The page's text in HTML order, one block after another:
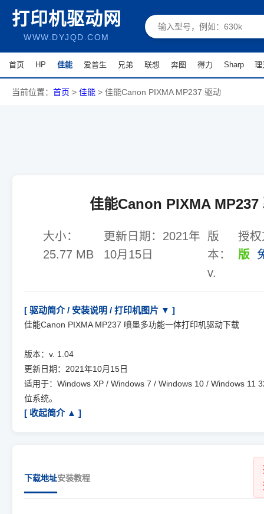
打印机驱动网
WWW.DYJQD.COM
首页 HP 佳能 爱普生 兄弟 联想 奔图 得力 Sharp 理
当前位置： 首页 > 佳能 > 佳能Canon PIXMA MP237 驱动
佳能Canon PIXMA MP237
大小：
25.77 MB
更新日期： 2021年
10月15日
版
本：
v.
授
版
[ 驱动简介 / 安装说明 / 打印机图片 ▼ ]
佳能Canon PIXMA MP237 喷墨多功能一体打印机驱动下载
版本：v. 1.04
更新日期：2021年10月15日
适用于：Windows XP / Windows 7 / Windows 10 / Windows 11
位系统。
[ 收起简介 ▲ ]
下载地址安装教程